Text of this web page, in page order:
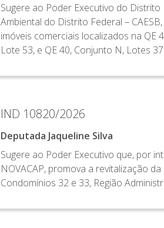
Sugere ao Poder Executivo do
Ambiental do Distrito Federal –
imóveis comerciais localizados na QE
Lote 53, e QE 40, Conjunto N, Lotes
IND 10820/2026
Deputada Jaqueline Silva
Sugere ao Poder Executivo que, por
NOVACAP, promova a revitalização
Condomínios 32 e 33, Região